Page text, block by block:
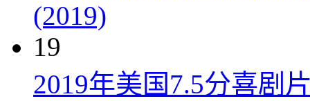
(2019)
19
2019年美国7.5分喜剧